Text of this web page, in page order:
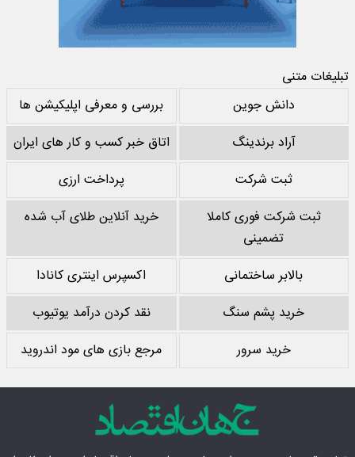
تبلیغات متنی
دانش جوین
بررسی و معرفی اپلیکیشن ها
آراد برندینگ
اتاق خبر کسب و کار های ایران
ثبت شرکت
پرداخت ارزی
ثبت شرکت فوری کاملا
تضمینی
خرید آنلاین طلای آب شده
بالابر ساختمانی
اکسپرس اینتری کانادا
خرید پشم سنگ
نقد کردن درآمد یوتیوب
خرید سرور
مرجع بازی های مود اندروید